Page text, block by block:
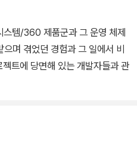
템/360 제품군과 그 운영 체제
며 겪었던 경험과 그 일에서 비
트에 당면해 있는 개발자들과 관
홀히 여기기 쉬운 프로토타입(또